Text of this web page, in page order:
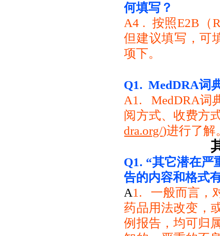
何填写？
A4 . 按照E2B（
但建议填写，可
项下。
Q1. MedDRA词
A1. MedDRA词
阅方式、收费方
dra.org/)进行了解
Q1. “其它潜在严
告的内容和格式
A1. 一般而言，
药品用法改变，
例报告，均可归